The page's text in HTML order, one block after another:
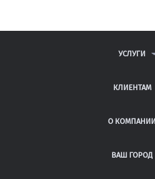
УСЛУГИ
ДИПЛОМНЫЕ
РЕФЕРАТЫ
КЛИЕНТАМ
ВОПРОСЫ И
ПОЛИТИКА
О КОМПАНИИ
КОНТАКТЫ
ВАШ ГОРОД